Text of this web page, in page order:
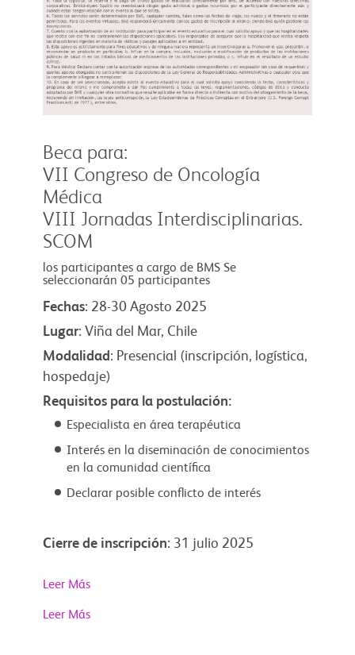
Beca para:
VII Congreso de Oncología
Médica
VIII Jornadas Interdisciplinarias.
SCOM
los participantes a cargo de BMS Se
seleccionarán 05 participantes
Fechas: 28-30 Agosto 2025
Lugar: Viña del Mar, Chile
Modalidad : Presencial (inscripción, logística,
hospedaje)
Requisitos para la postulación:
Especialista en área terapéutica
Interés en la diseminación de conocimientos
en la comunidad científica
Declarar posible conflicto de interés
Cierre de inscripción: 31 julio 2025
Leer Más
Leer Más